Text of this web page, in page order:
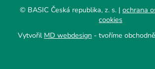
© BASIC Česká republika, z. s. | ochrana
cookies
Vytvořil MD webdesign - tvoříme